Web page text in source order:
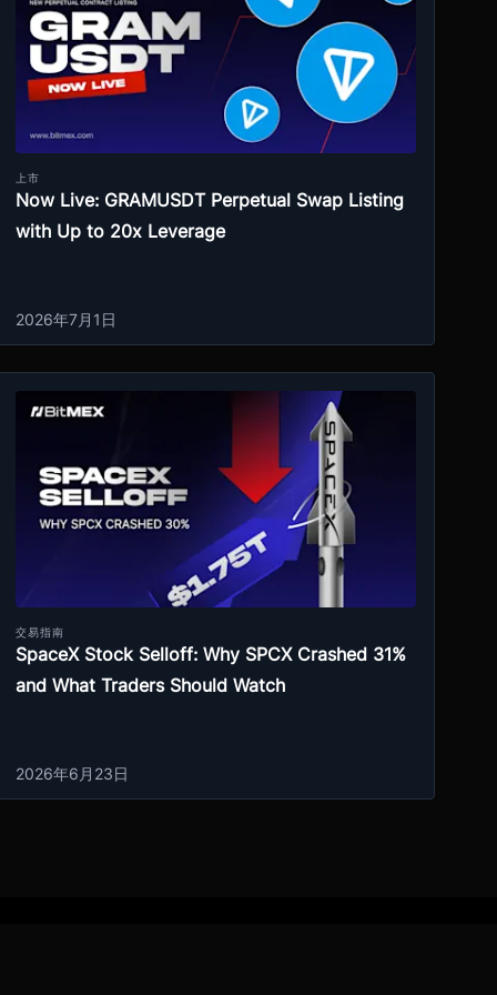
上市
Now Live: GRAMUSDT Perpetual Swap Listing
with Up to 20x Leverage
2026年7月1日
交易指南
SpaceX Stock Selloff: Why SPCX Crashed 31%
and What Traders Should Watch
2026年6月23日